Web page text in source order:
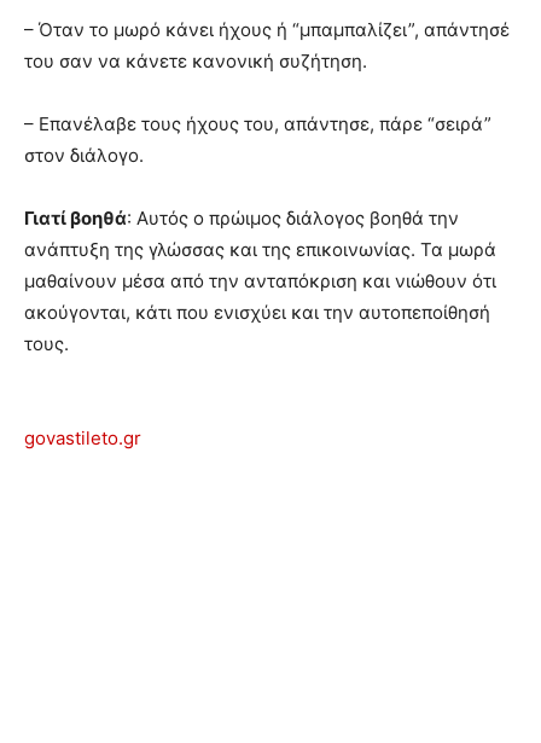
– Όταν το μωρό κάνει ήχους ή “μπαμπαλίζει”, απάντησέ
του σαν να κάνετε κανονική συζήτηση.
– Επανέλαβε τους ήχους του, απάντησε, πάρε “σειρά”
στον διάλογο.
Γιατί βοηθά: Αυτός ο πρώιμος διάλογος βοηθά την
ανάπτυξη της γλώσσας και της επικοινωνίας. Τα μωρά
μαθαίνουν μέσα από την ανταπόκριση και νιώθουν ότι
ακούγονται, κάτι που ενισχύει και την αυτοπεποίθησή
τους.
govastileto.gr